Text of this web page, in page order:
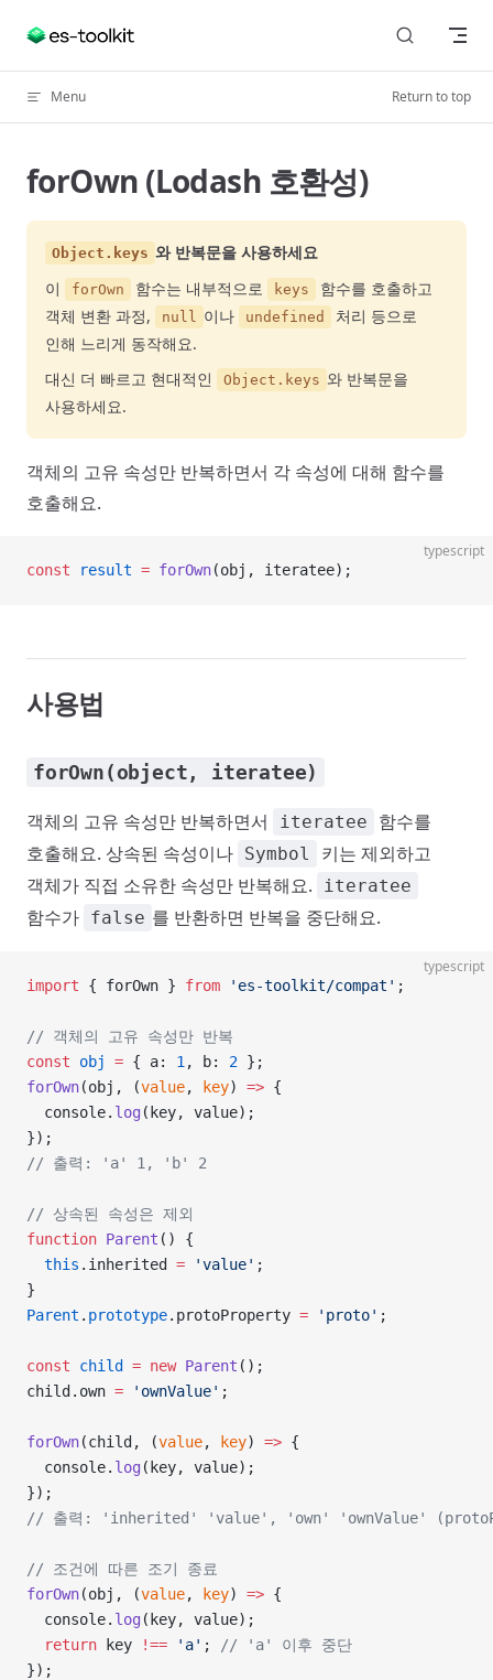
Skip to content
Menu Return to top
forOwn (Lodash 호환성)
Object.keys 와 반복문을 사용하세요
이
forOwn 함수는 내부적으로 keys
함수를 호출하고
객체 변환 과정,
null 이나 undefined
처리 등으로
인해 느리게 동작해요.
대신 더 빠르고 현대적인
Object.keys 와 반복문을
사용하세요.
객체의 고유 속성만 반복하면서 각 속성에 대해 함수를
호출해요.
typescript
const result = forOwn(obj, iteratee);
사용법
forOwn(object, iteratee)
객체의 고유 속성만 반복하면서 iteratee
함수를
호출해요. 상속된 속성이나 Symbol
키는 제외하고
객체가 직접 소유한 속성만 반복해요.
iteratee
함수가 false 를 반환하면 반복을 중단해요.
typescript
import { forOwn } from 'es-toolkit/compat' ;
// 객체의 고유 속성만 반복
const obj = { a: 1 , b: 2 };
forOwn(obj, (value, key) => {
  console.
log (key, value);
});
// 출력: 'a' 1, 'b' 2
// 상속된 속성은 제외
function Parent () {
  this
.inherited = 'value' ;
}
Parent . prototype.protoProperty = 'proto' ;
const child = new Parent ();
child.own = 'ownValue' ;
forOwn(child, (value, key) => {
  console.
log (key, value);
});
// 출력: 'inherited' 'value', 'own' 'ownValue'
// 조건에 따른 조기 종료
forOwn(obj, (value, key) => {
  console.
log (key, value);
  return
key !== 'a' ;
// 'a' 이후 중단
});